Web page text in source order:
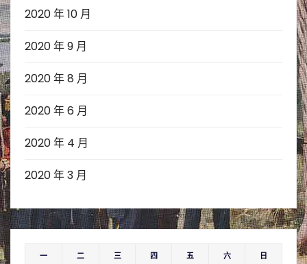
2020 年 10 月
2020 年 9 月
2020 年 8 月
2020 年 6 月
2020 年 4 月
2020 年 3 月
一 二 三 四 五 六 日